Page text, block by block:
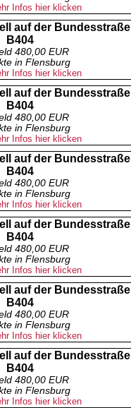
Infos hier klicken
auf der Bundesstraße
B404
480,00 EUR
in Flensburg
Infos hier klicken
auf der Bundesstraße
B404
480,00 EUR
in Flensburg
Infos hier klicken
auf der Bundesstraße
B404
480,00 EUR
in Flensburg
Infos hier klicken
auf der Bundesstraße
B404
480,00 EUR
in Flensburg
Infos hier klicken
auf der Bundesstraße
B404
480,00 EUR
in Flensburg
Infos hier klicken
auf der Bundesstraße
B404
480,00 EUR
in Flensburg
Infos hier klicken